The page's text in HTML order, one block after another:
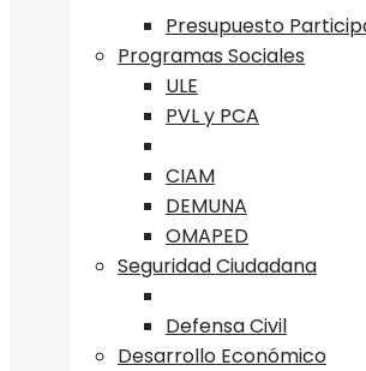
Presupuesto
Programas Sociales
ULE
PVL y PCA
CIAM
DEMUNA
OMAPED
Seguridad Ciudadana
Defensa Civil
Desarrollo Económico